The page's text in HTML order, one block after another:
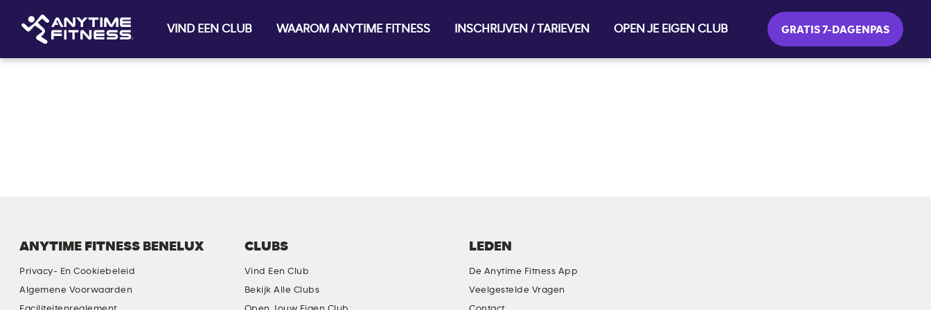
VIND EEN CLUB WAAROM ANYTIME FITNESS INSCHRIJVEN / TARIEVEN OPEN JE EIGEN CLUB GRATIS 7-DAGENPAS
ANYTIME FITNESS BENELUX
Privacy- En Cookiebeleid
Algemene Voorwaarden
CLUBS
Vind Een Club
Bekijk Alle Clubs
LEDEN
De Anytime Fitness App
Veelgestelde Vragen